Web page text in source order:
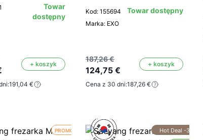
Towar
dostępny
+ koszyk
191,04 €
Kod: 155694
Marka: EXO
Towar dostępny
187,26 €
124,75 €
+ koszyk
Cena z 30 dni:187,26 €
PROMOCJA Hot Deal -30%